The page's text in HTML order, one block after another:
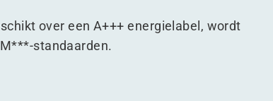
over een A+++ energielabel, wordt
standaarden.